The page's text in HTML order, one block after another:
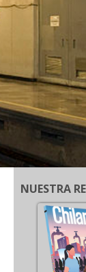
NUESTRA